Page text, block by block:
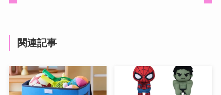
関連記事